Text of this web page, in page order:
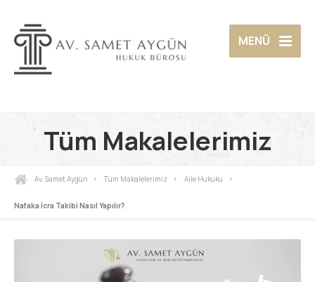
MENÜ
Tüm Makalelerimiz
Av. Samet Aygün Tüm Makalelerimiz Aile Hukuku
Nafaka İcra Takibi Nasıl Yapılır?